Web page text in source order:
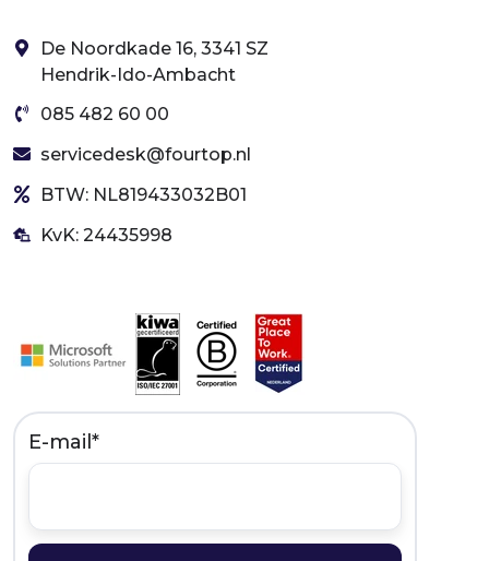
De Noordkade 16, 3341 SZ
Hendrik-Ido-Ambacht
085 482 60 00
servicedesk@fourtop.nl
BTW: NL819433032B01
KvK: 24435998
E-mail*